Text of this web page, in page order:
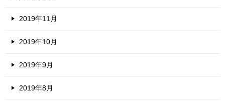
2019年11月
2019年10月
2019年9月
2019年8月